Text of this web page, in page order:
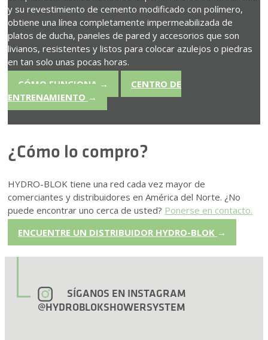
y su revestimiento de cemento modificado con polímero,
obtiene una línea completamente impermeabilizada de
platos de ducha, paneles de pared y accesorios que son
livianos, resistentes y listos para colocar azulejos o piedras
en tan solo unas pocas horas.
CÓMO FUNCIONA →
CENTRO DE
ENTRENAMIENTO →
¿Cómo lo compro?
HYDRO-BLOK tiene una red cada vez mayor de
comerciantes y distribuidores en América del Norte. ¿No
puede encontrar uno cerca de usted? Ponerse en contacto.
ENCUENTRE UN DISTRIBUIDOR HYDRO-BLOK →
SÍGANOS EN INSTAGRAM
@HYDROBLOKSHOWERSYSTEM